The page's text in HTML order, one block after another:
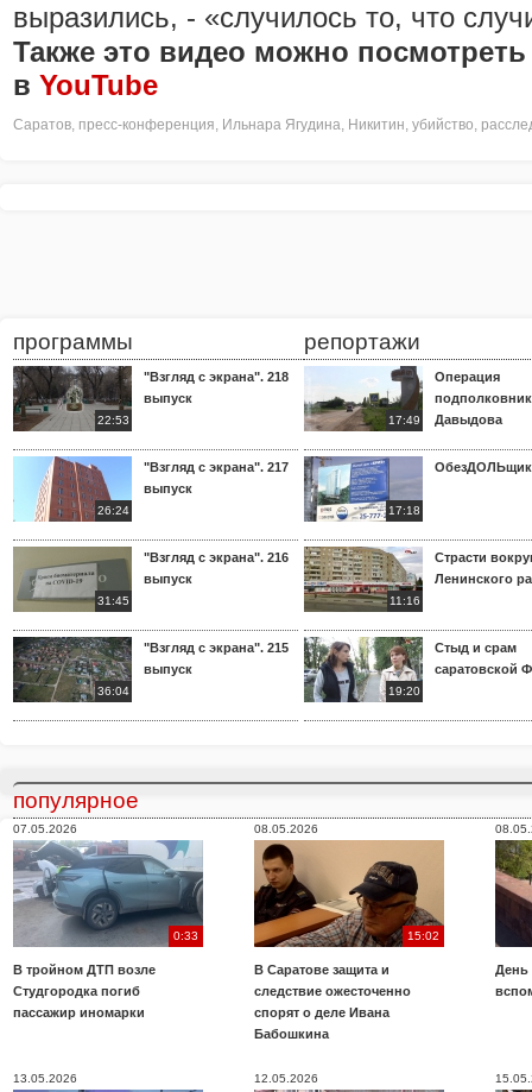
выразились, - «случилось то, что
Также это видео можно
в YouTube
Саратов, пресс-конференция, Ильнара Ягудина, Никитин, убийство,
программы
22:53
"Взгляд с экрана". 218
выпуск
26:24
"Взгляд с экрана". 217
выпуск
31:45
"Взгляд с экрана". 216
выпуск
36:04
"Взгляд с экрана". 215
выпуск
репортажи
17:49
Операция
Давыдова
17:18
11:16
Страсти
Ленинского
19:20
Стыд и срам
саратовской
популярное
07.05.2026
0:33
В тройном ДТП возле
Студгородка погиб
пассажир иномарки
08.05.2026
15:02
В Саратове защита и
следствие ожесточенно
спорят о деле Ивана
Бабошкина
День
13.05.2026 12.05.2026